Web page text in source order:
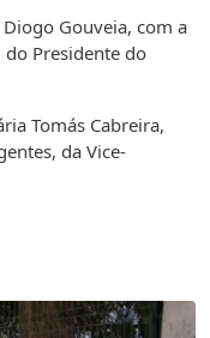
Gouveia, com a
Presidente do
Tomás Cabreira,
da Vice-